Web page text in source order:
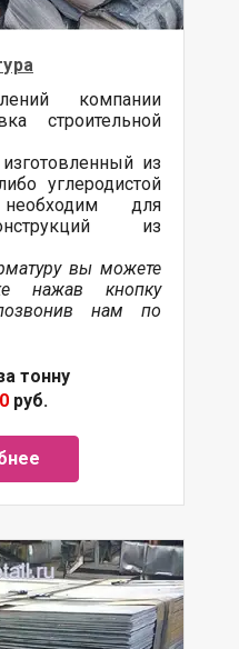
компании
строительной
из
углеродистой
для
из
вы можете
нажав кнопку
нам по
тонну
руб.